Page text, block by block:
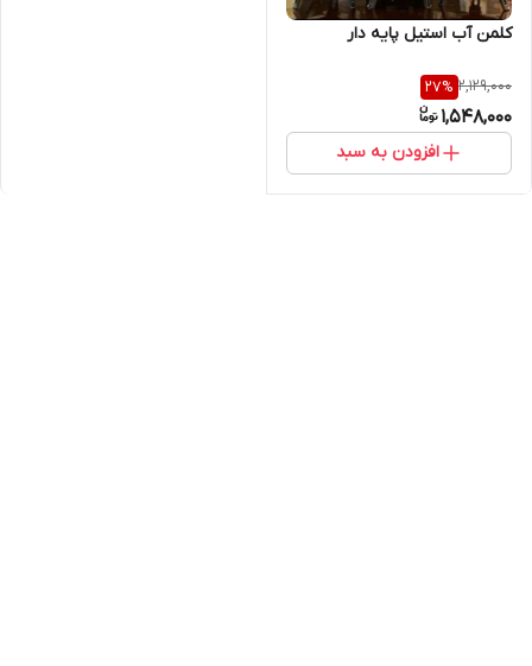
کلمن آب استیل پایه دار
2,129,000
27%
1,548,000
افزودن به سبد